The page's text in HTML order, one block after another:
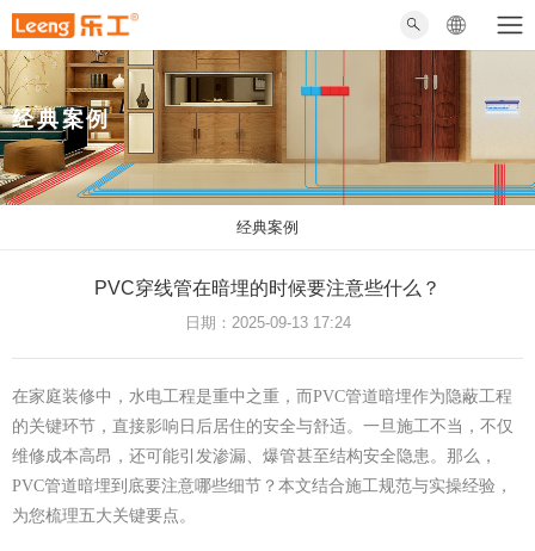
经典案例
经典案例
PVC穿线管在暗埋的时候要注意些什么？
日期：2025-09-13 17:24
在家庭装修中，水电工程是重中之重，而PVC管道暗埋作为隐蔽工程
的关键环节，直接影响日后居住的安全与舒适。一旦施工不当，不仅
维修成本高昂，还可能引发渗漏、爆管甚至结构安全隐患。那么，
PVC管道暗埋到底要注意哪些细节？本文结合施工规范与实操经验，
为您梳理五大关键要点。